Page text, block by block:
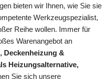
bieten wir Ihnen, wie Sie sie
Werkzeugspezialist,
Reihe wollen. Immer für
Warenangebot an
Deckenheizung &
Heizungsalternative,
Sie sich unsere